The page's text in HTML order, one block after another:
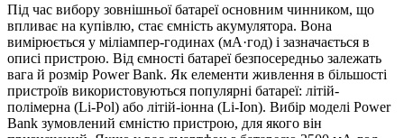
Під час вибору зовнішньої батареї основним чинником, що
впливає на купівлю, стає ємність акумулятора. Вона
вимірюється у міліампер-годинах (мА·год) і зазначається в
описі пристрою. Від ємності батареї безпосередньо залежать
вага й розмір Power Bank. Як елементи живлення в більшості
пристроїв використовуються популярні батареї: літій-
полімерна (Li-Pol) або літій-іонна (Li-Ion). Вибір моделі Power
Bank зумовлений ємністю пристрою, для якого він